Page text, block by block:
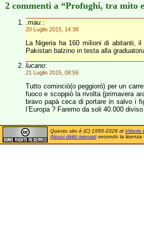
2 commenti a “Profughi, tra mito
.mau. :
20 Luglio 2015, 14:38
La Nigeria ha 160 milioni di abitanti,
Pakistan balzino in testa alla
lucano:
21 Luglio 2015, 08:59
Tutto cominciò(o peggiorò) per un
fuoco e scoppiò la rivolta (primavera
bravo papà ceca di portare in salvo i
l’Europa ? Faremo da soli 40.000
Questo sito è (C) 1995-2026 di Vittorio
Alcuni diritti riservatisecondo la licenza